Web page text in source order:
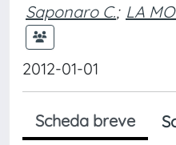
Saponaro C.; LA
2012-01-01
Scheda breve